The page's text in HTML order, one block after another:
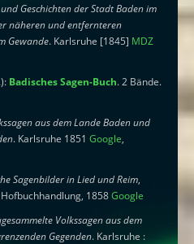
Geschichten der Stadt Baden im
näheren und entfernteren
Gewande. Karlsruhe [1845] MDZ
Badisches Sagen-Buch. 2 Bände.
aus dem Lande Baden und
. Karlsruhe 1851Google,
Sagenbilder in Lied und Reim,
Hofbuchhandlung, 1858Google
Volkssagen aus dem
Gegenden. Karlsruhe :